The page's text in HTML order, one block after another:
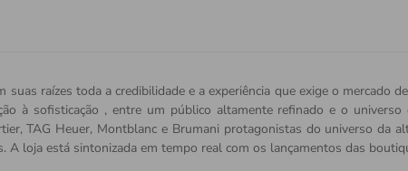
suas raízes toda a credibilidade e a experiência que exige o mercado
à sofisticação , entre um público altamente refinado e o
TAG Heuer, Montblanc e Brumani protagonistas do universo da
A loja está sintonizada em tempo real com os lançamentos das